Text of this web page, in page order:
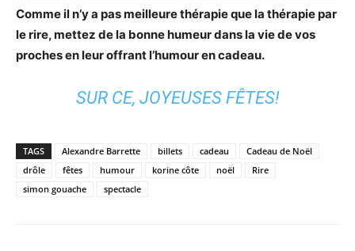
Comme il n’y a pas meilleure thérapie que la thérapie par
le rire, mettez de la bonne humeur dans la vie de vos
proches en leur offrant l’humour en cadeau.
SUR CE, JOYEUSES FÊTES!
TAGS Alexandre Barrette billets cadeau
Cadeau de Noël
drôle
fêtes humour korine côte noël
Rire
simon gouache
spectacle